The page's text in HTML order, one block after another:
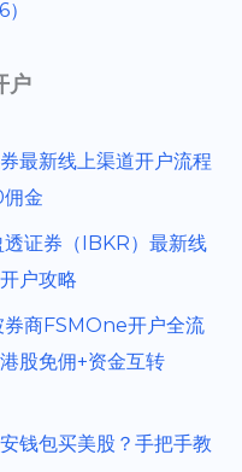
户
最新线上渠道开户流程
佣金
透证券（IBKR）最新线
户攻略
券商FSMOne开户全流
股免佣+资金互转
钱包买美股？手把手教